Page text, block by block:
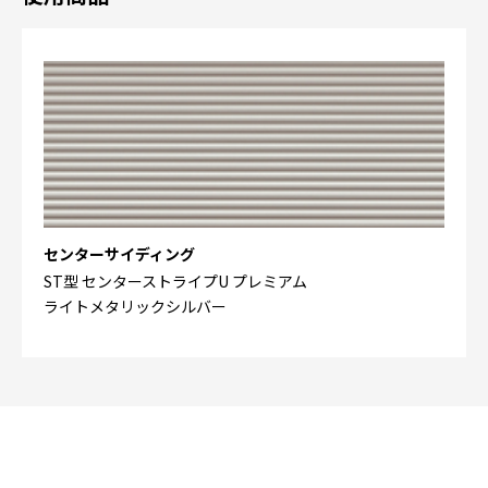
センターサイディング
ST型 センターストライプU プレミアム
ライトメタリックシルバー